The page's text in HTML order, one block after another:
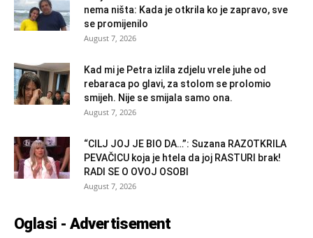
nema ništa: Kada je otkrila ko je zapravo, sve
se promijenilo
August 7, 2026
Kad mi je Petra izlila zdjelu vrele juhe od
rebaraca po glavi, za stolom se prolomio
smijeh. Nije se smijala samo ona.
August 7, 2026
“CILJ JOJ JE BIO DA…”: Suzana RAZOTKRILA
PEVAČICU koja je htela da joj RASTURI brak!
RADI SE O OVOJ OSOBI
August 7, 2026
Oglasi - Advertisement